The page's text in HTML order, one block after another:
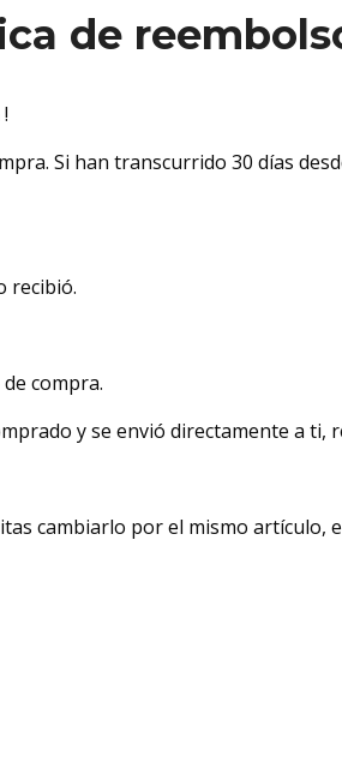
de
Si han transcurrido 30 días
recibió.
compra.
y se envió directamente a
cambiarlo por el mismo artículo,